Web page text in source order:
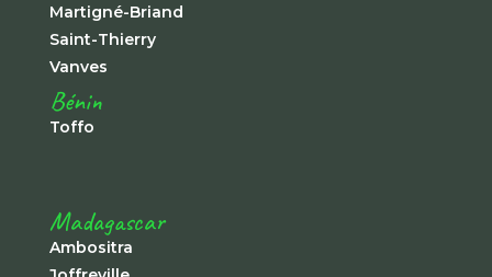
Martigné-Briand
Saint-Thierry
Vanves
Bénin
Toffo
Madagascar
Ambositra